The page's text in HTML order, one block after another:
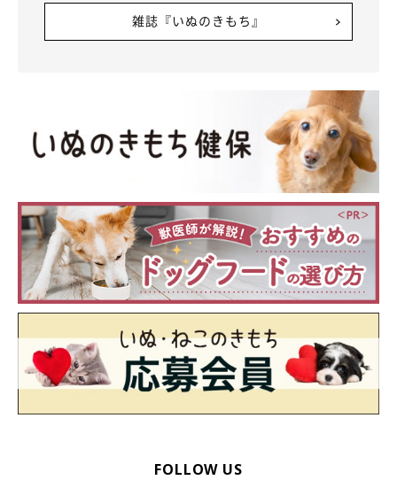
【6】トイレが寝床のすぐ隣にある
トイレと寝床が近いと、ワンちゃんは目の前のウンチが気になっ
て食べたり、遊んだりしてしまいがち。
にくくベッドでおしっこをしてしまうリスクもあります。寝床は
雑誌『いぬのきもち』
FOLLOW US